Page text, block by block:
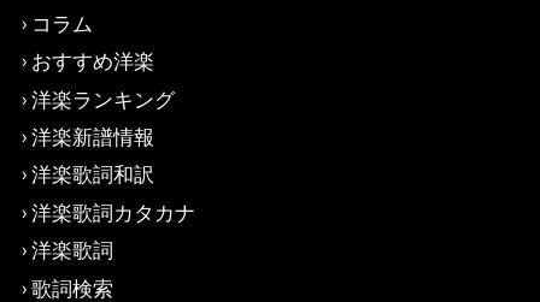
コラム
おすすめ洋楽
洋楽ランキング
洋楽新譜情報
洋楽歌詞和訳
洋楽歌詞カタカナ
洋楽歌詞
歌詞検索